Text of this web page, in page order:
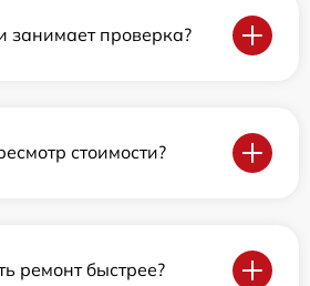
занимает проверка?
стоимости?
ремонт быстрее?